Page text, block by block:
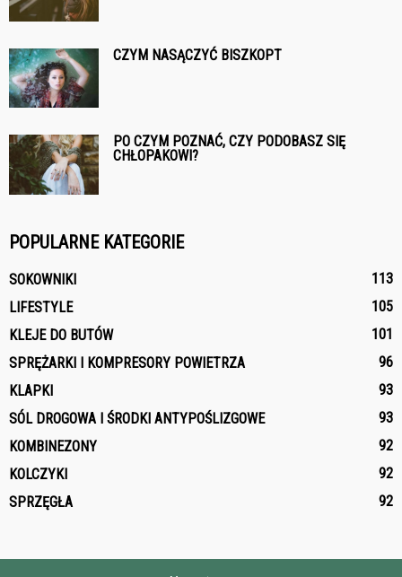
CZYM NASĄCZYĆ BISZKOPT
PO CZYM POZNAĆ, CZY PODOBASZ SIĘ
CHŁOPAKOWI?
POPULARNE KATEGORIE
SOKOWNIKI
113
LIFESTYLE
105
KLEJE DO BUTÓW
101
SPRĘŻARKI I KOMPRESORY POWIETRZA
96
KLAPKI
93
SÓL DROGOWA I ŚRODKI ANTYPOŚLIZGOWE
93
KOMBINEZONY
92
KOLCZYKI
92
SPRZĘGŁA
92